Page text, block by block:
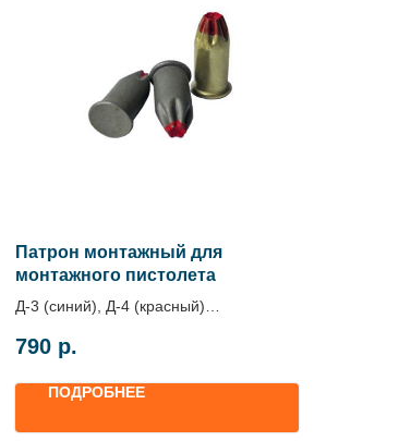
Патрон монтажный для
монтажного пистолета
Д-3 (синий), Д-4 (красный)
790 р.
ПОДРОБНЕЕ